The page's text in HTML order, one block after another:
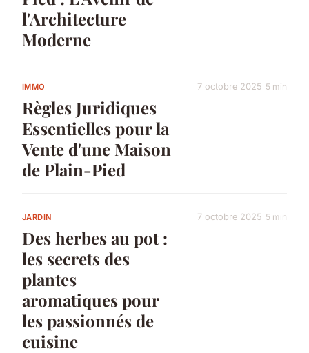
l'Architecture
Moderne
IMMO
Règles Juridiques
Essentielles pour la
Vente d'une Maison
de Plain-Pied
7 octobre 2025 5 min
JARDIN
Des herbes au pot :
les secrets des
plantes
aromatiques pour
les passionnés de
cuisine
7 octobre 2025 5 min